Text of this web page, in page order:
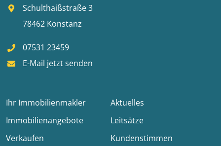
Schulthaißstraße 3
78462 Konstanz
07531 23459
E-Mail jetzt senden
Ihr Immobilienmakler
Aktuelles
Immobilienangebote
Leitsätze
Verkaufen
Kundenstimmen